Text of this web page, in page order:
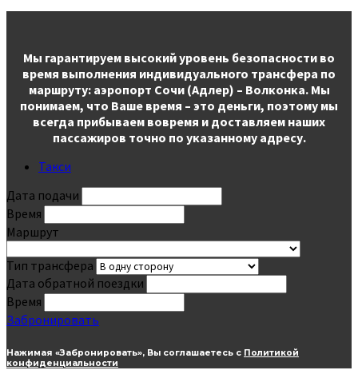
Мы гарантируем высокий уровень безопасности во
время выполнения индивидуального трансфера по
маршруту: аэропорт Сочи (Адлер) – Волконка. Мы
понимаем, что Ваше время – это деньги, поэтому мы
всегда прибываем вовремя и доставляем наших
пассажиров точно по указанному адресу.
Такси
Дата подачи
Время
Маршрут
Тип трансфера
Дата обратной поездки
Время
Забронировать
Нажимая «Забронировать», Вы соглашаетесь с Политикой
конфиденциальности